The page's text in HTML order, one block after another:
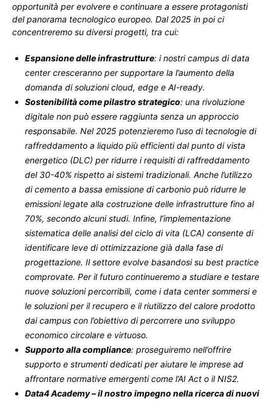
opportunità per evolvere e continuare a essere protagonisti
del panorama tecnologico europeo. Dal 2025 in poi ci
concentreremo su diversi progetti, tra cui:
Espansione delle infrastrutture: i nostri campus di data
center cresceranno per supportare la l’aumento della
domanda di soluzioni cloud, edge e AI-ready.
Sostenibilità come pilastro strategico: una rivoluzione
digitale non può essere raggiunta senza un approccio
responsabile. Nel 2025 potenzieremo l’uso di tecnologie di
raffreddamento a liquido più efficienti dal punto di vista
energetico (DLC) per ridurre i requisiti di raffreddamento
del 30-40% rispetto ai sistemi tradizionali. Anche l’utilizzo
di cemento a bassa emissione di carbonio può ridurre le
emissioni legate alla costruzione delle infrastrutture fino al
70%, secondo alcuni studi. Infine, l’implementazione
sistematica delle analisi del ciclo di vita (LCA) consente di
identificare leve di ottimizzazione già dalla fase di
progettazione. Il settore evolve basandosi su best practice
comprovate. Per il futuro continueremo a studiare e testare
nuove soluzioni percorribili, come i data center sommersi e
le soluzioni per il recupero e il riutilizzo del calore prodotto
dai campus con l’obiettivo di percorrere uno sviluppo
economico circolare e virtuoso.
Supporto alla compliance: proseguiremo nell’offrire
supporto e strumenti dedicati per aiutare le imprese ad
affrontare normative emergenti come l’AI Act o il NIS2.
Data4 Academy – il nostro impegno nella ricerca di nuovi